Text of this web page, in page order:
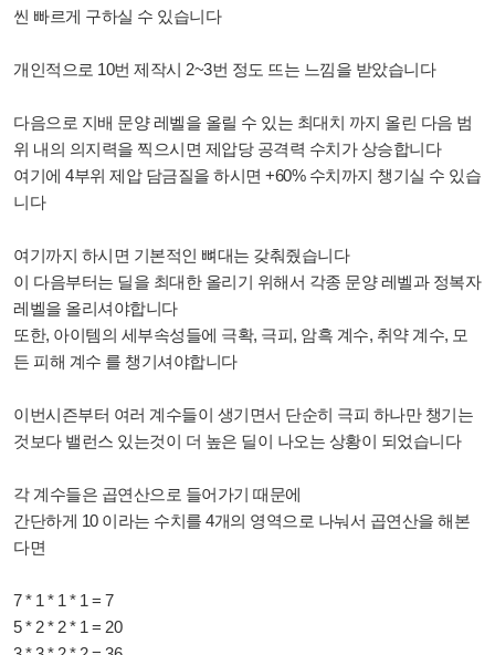
씬 빠르게 구하실 수 있습니다
개인적으로 10번 제작시 2~3번 정도 뜨는 느낌을 받았습니다
다음으로 지배 문양 레벨을 올릴 수 있는 최대치 까지 올린 다음 범
위 내의 의지력을 찍으시면 제압당 공격력 수치가 상승합니다
여기에 4부위 제압 담금질을 하시면 +60% 수치까지 챙기실 수 있습
니다
여기까지 하시면 기본적인 뼈대는 갖춰줬습니다
이 다음부터는 딜을 최대한 올리기 위해서 각종 문양 레벨과 정복자
레벨을 올리셔야합니다
또한, 아이템의 세부속성들에 극확, 극피, 암흑 계수, 취약 계수, 모
든 피해 계수 를 챙기셔야합니다
이번시즌부터 여러 계수들이 생기면서 단순히 극피 하나만 챙기는
것보다 밸런스 있는것이 더 높은 딜이 나오는 상황이 되었습니다
각 계수들은 곱연산으로 들어가기 때문에
간단하게 10 이라는 수치를 4개의 영역으로 나눠서 곱연산을 해본
다면
7 * 1 * 1 * 1 = 7
5 * 2 * 2 * 1 = 20